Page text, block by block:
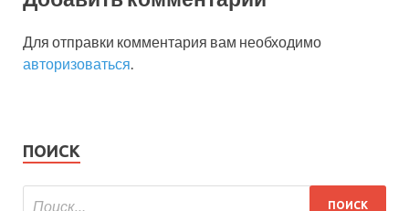
Для отправки комментария вам необходимо
авторизоваться.
ПОИСК